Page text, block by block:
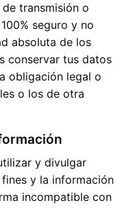
transmisión o
seguro y no
absoluta de los
conservar tus datos
obligación legal o
o los de otra
y divulgar
y la información
incompatible con